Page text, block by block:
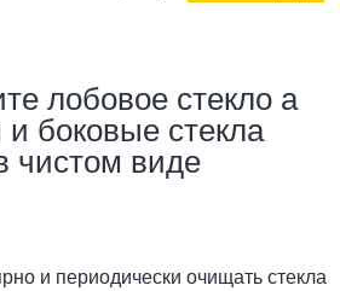
лобовое стекло а
боковые стекла
чистом виде
и периодически очищать стекла